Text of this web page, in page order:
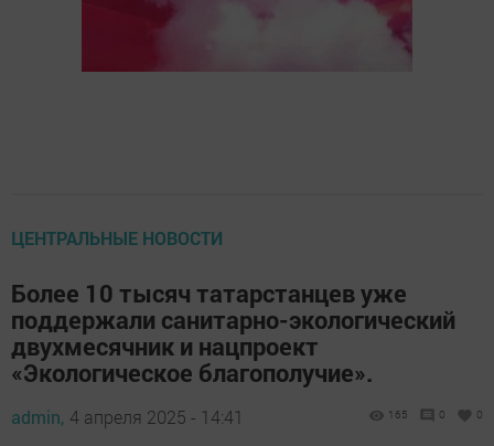
ЦЕНТРАЛЬНЫЕ НОВОСТИ
Более 10 тысяч татарстанцев уже
поддержали санитарно-экологический
двухмесячник и нацпроект
«Экологическое благополучие».
admin, 4 апреля 2025 - 14:41 165 0 0